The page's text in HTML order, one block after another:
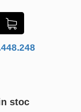
stoc